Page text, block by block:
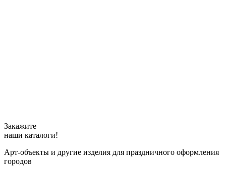
Закажите
наши каталоги!
Арт-объекты и другие изделия для праздничного оформления
городов